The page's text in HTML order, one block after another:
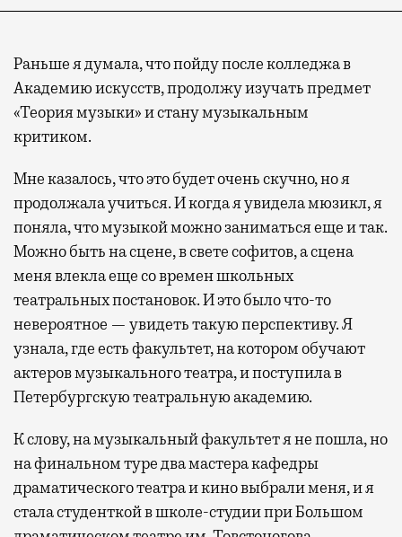
Раньше я думала, что пойду после колледжа в
Академию искусств, продолжу изучать предмет
«Теория музыки» и стану музыкальным
критиком.
Мне казалось, что это будет очень скучно, но я
продолжала учиться. И когда я увидела мюзикл, я
поняла, что музыкой можно заниматься еще и так.
Можно быть на сцене, в свете софитов, а сцена
меня влекла еще со времен школьных
театральных постановок. И это было что-то
невероятное — увидеть такую перспективу. Я
узнала, где есть факультет, на котором обучают
актеров музыкального театра, и поступила в
Петербургскую театральную академию.
К слову, на музыкальный факультет я не пошла, но
на финальном туре два мастера кафедры
драматического театра и кино выбрали меня, и я
стала студенткой в школе-студии при Большом